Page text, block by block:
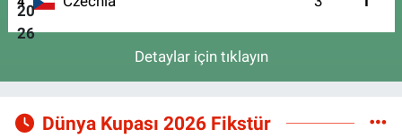
Detaylar için tıklayın
Dünya Kupası 2026 Fikstür